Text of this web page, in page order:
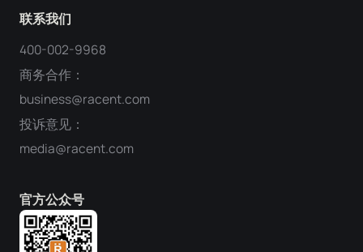
联系我们
400-002-9968
商务合作：
business@racent.com
投诉意见：
media@racent.com
官方公众号